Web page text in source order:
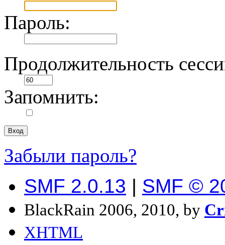
Пароль:
Продолжительность
Запомнить:
Забыли пароль?
SMF 2.0.13 | SMF ©
BlackRain 2006, 2010, by
XHTML